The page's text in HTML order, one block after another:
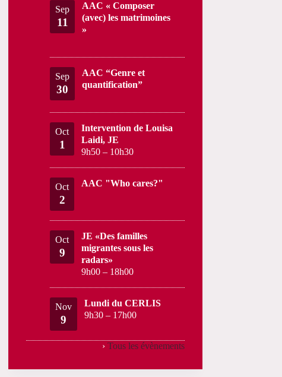
Sep
11
AAC « Composer
(avec) les matrimoines
»
Sep
30
AAC “Genre et
quantification”
Oct
1
Intervention de Louisa
Laidi, JE
9h50 – 10h30
Oct
2
AAC "Who cares?"
Oct
9
JE «Des familles
migrantes sous les
radars»
9h00 – 18h00
Nov
9
Lundi du CERLIS
9h30 – 17h00
› Tous les évènements